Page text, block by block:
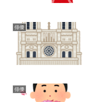
俳優
俳優